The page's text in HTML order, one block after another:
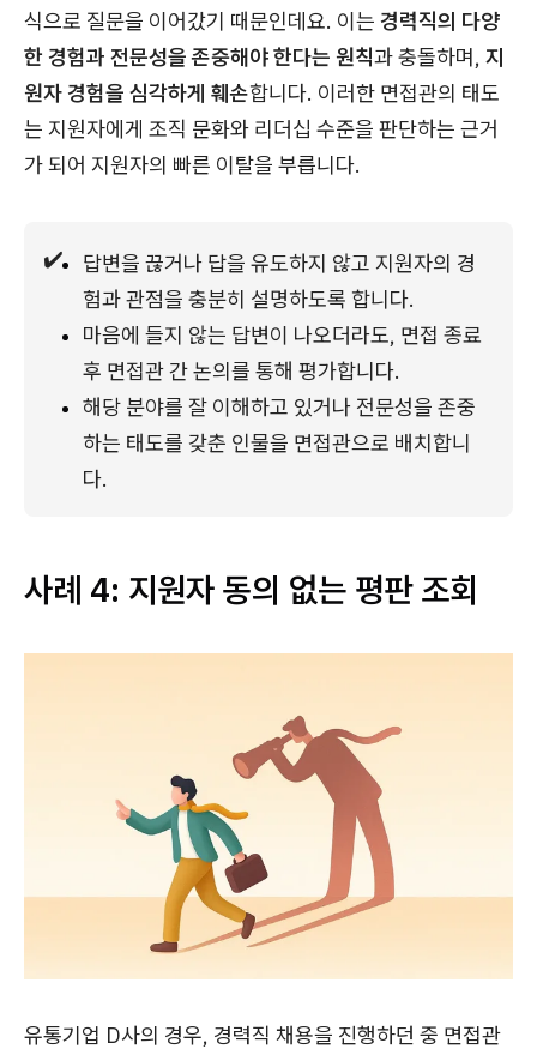
식으로 질문을 이어갔기 때문인데요. 이는 경력직의 다양
한 경험과 전문성을 존중해야 한다는 원칙과 충돌하며, 지
원자 경험을 심각하게 훼손합니다. 이러한 면접관의 태도
는 지원자에게 조직 문화와 리더십 수준을 판단하는 근거
가 되어 지원자의 빠른 이탈을 부릅니다.
✔️
답변을 끊거나 답을 유도하지 않고 지원자의 경
험과 관점을 충분히 설명하도록 합니다.
마음에 들지 않는 답변이 나오더라도, 면접 종료
후 면접관 간 논의를 통해 평가합니다.
해당 분야를 잘 이해하고 있거나 전문성을 존중
하는 태도를 갖춘 인물을 면접관으로 배치합니
다.
사례 4: 지원자 동의 없는 평판 조회
유통기업 D사의 경우, 경력직 채용을 진행하던 중 면접관